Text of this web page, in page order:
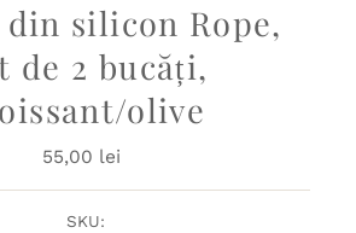
din silicon Rope,
de 2 bucăți,
olive
Preț
55,00 lei
SKU: